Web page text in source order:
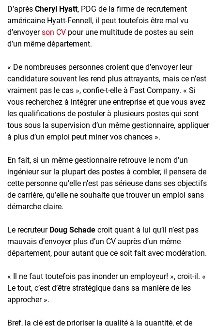
D’après Cheryl Hyatt, PDG de la firme de recrutement
américaine Hyatt-Fennell, il peut toutefois être mal vu
d’envoyerson CV pour une multitude de postes au sein
d’un même département.
« De nombreuses personnes croient que d’envoyer leur
candidature souvent les rend plus attrayants, mais ce n’est
vraiment pas le cas », confie-t-elle à Fast Company. « Si
vous recherchez à intégrer une entreprise et que vous avez
les qualifications de postuler à plusieurs postes qui sont
tous sous la supervision d’un même gestionnaire, appliquer
à plus d’un emploi peut miner vos chances ».
En fait, si un même gestionnaire retrouve le nom d’un
ingénieur sur la plupart des postes à combler, il pensera de
cette personne qu’elle n’est pas sérieuse dans ses objectifs
de carrière, qu’elle ne souhaite que trouver un emploi sans
démarche claire.
Le recruteur Doug Schade croit quant à lui qu’il n’est pas
mauvais d’envoyer plus d’un CV auprès d’un même
département, pour autant que ce soit fait avec modération.
« Il ne faut toutefois pas inonder un employeur! », croit-il. «
Le tout, c’est d’être stratégique dans sa manière de les
approcher ».
Bref, la clé est de prioriser la qualité à la quantité, et de